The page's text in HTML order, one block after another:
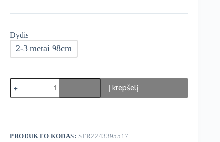
Dydis
2-3 metai 98cm
produkto
kiekis:
TU
striukytė
Į krepšelį
PRODUKTO KODAS: STR2243395517